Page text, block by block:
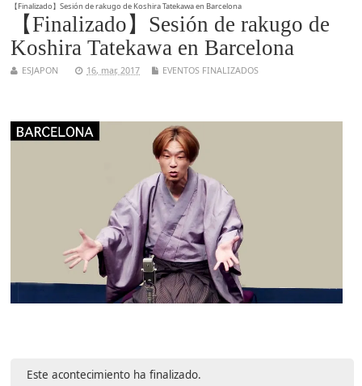
【Finalizado】Sesión de rakugo de Koshira Tatekawa en Barcelona
【Finalizado】Sesión de rakugo de
Koshira Tatekawa en Barcelona
ESJAPON 16, mar, 2017 EVENTOS FINALIZADOS
Este acontecimiento ha finalizado.